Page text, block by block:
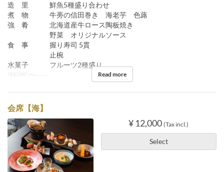
造 里 鮮魚5種盛り合わせ
煮 物 牛蒡の信田巻き 海老芋 色蕗
強 肴 北海道産牛ロース陶板焼き
野菜 オリジナルソース
食 事 握り寿司 5貫
止椀
水菓子 フルーツ2種盛り
Meals Dinner Read more
会席【海】
¥ 12,000 (Tax incl.)
Select